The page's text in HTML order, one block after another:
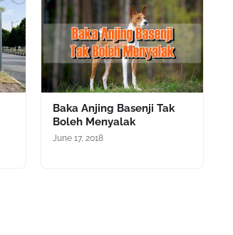
Baka Anjing Basenji Tak
Boleh Menyalak
June 17, 2018